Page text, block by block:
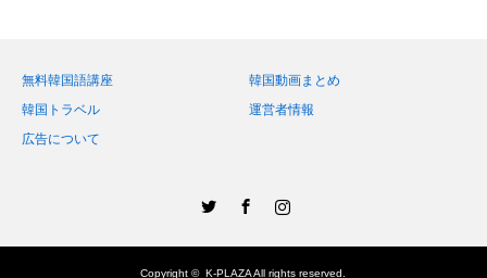
無料韓国語講座
韓国動画まとめ
韓国トラベル
運営者情報
広告について
Copyright ©K-PLAZAAll rights reserved.